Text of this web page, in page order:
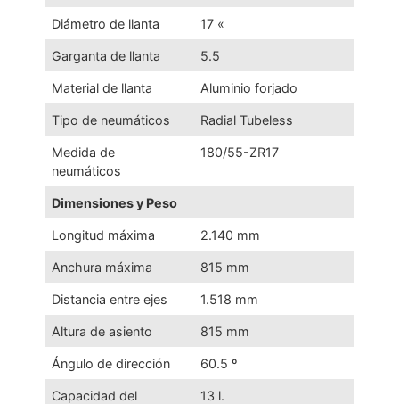
Diámetro de llanta 17 «
Garganta de llanta 5.5
Material de llanta Aluminio forjado
Tipo de neumáticos Radial Tubeless
Medida de
neumáticos
180/55-ZR17
Dimensiones y Peso
Longitud máxima 2.140 mm
Anchura máxima 815 mm
Distancia entre ejes 1.518 mm
Altura de asiento 815 mm
Ángulo de dirección 60.5 º
Capacidad del
13 l.